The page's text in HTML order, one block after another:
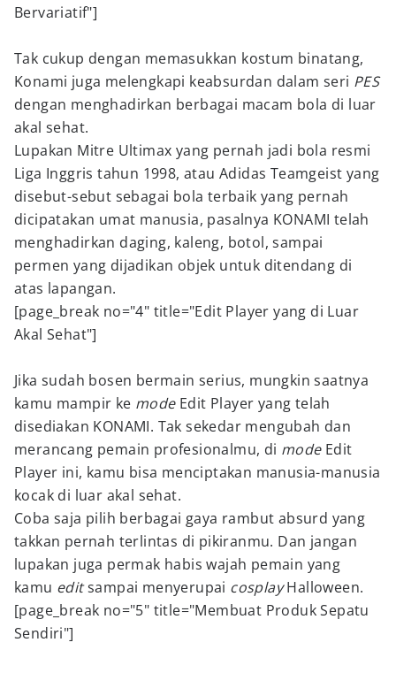
Bervariatif"]
Tak cukup dengan memasukkan kostum binatang,
Konami juga melengkapi keabsurdan dalam seri PES
dengan menghadirkan berbagai macam bola di luar
akal sehat.
Lupakan Mitre Ultimax yang pernah jadi bola resmi
Liga Inggris tahun 1998, atau Adidas Teamgeist yang
disebut-sebut sebagai bola terbaik yang pernah
dicipatakan umat manusia, pasalnya KONAMI telah
menghadirkan daging, kaleng, botol, sampai
permen yang dijadikan objek untuk ditendang di
atas lapangan.
[page_break no="4" title="Edit Player yang di Luar
Akal Sehat"]
Jika sudah bosen bermain serius, mungkin saatnya
kamu mampir ke modeEdit Player yang telah
disediakan KONAMI. Tak sekedar mengubah dan
merancang pemain profesionalmu, di modeEdit
Player ini, kamu bisa menciptakan manusia-manusia
kocak di luar akal sehat.
Coba saja pilih berbagai gaya rambut absurd yang
takkan pernah terlintas di pikiranmu. Dan jangan
lupakan juga permak habis wajah pemain yang
kamu editsampai menyerupai cosplayHalloween.
[page_break no="5" title="Membuat Produk Sepatu
Sendiri"]